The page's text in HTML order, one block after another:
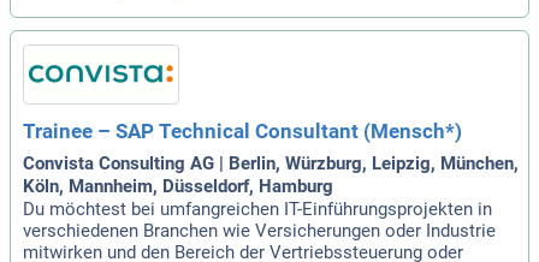
Trainee – SAP Technical Consultant (Mensch*)
Convista Consulting AG | Berlin, Würzburg, Leipzig, München,
Köln, Mannheim, Düsseldorf, Hamburg
Du möchtest bei umfangreichen IT-Einführungsprojekten in
verschiedenen Branchen wie Versicherungen oder Industrie
mitwirken und den Bereich der Vertriebssteuerung oder